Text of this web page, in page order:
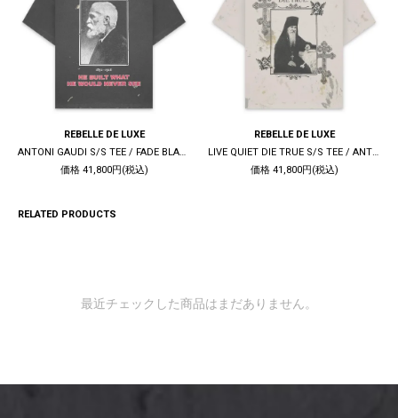
REBELLE DE LUXE
ANTONI GAUDI S/S TEE / FADE BLACK
価格 41,800円(税込)
REBELLE DE LUXE
LIVE QUIET DIE TRUE S/S TEE / ANTIQUE WHITE
価格 41,800円(税込)
RELATED PRODUCTS
最近チェックした商品はまだありません。